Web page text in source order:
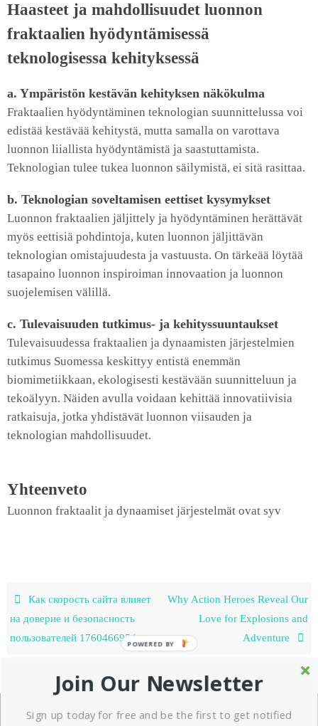
Haasteet ja mahdollisuudet luonnon
fraktaalien hyödyntämisessä
teknologisessa kehityksessä
a. Ympäristön kestävän kehityksen näkökulma
Fraktaalien hyödyntäminen teknologian suunnittelussa voi
edistää kestävää kehitystä, mutta samalla on varottava
luonnon liiallista hyödyntämistä ja saastuttamista.
Teknologian tulee tukea luonnon säilymistä, ei sitä rasittaa.
b. Teknologian soveltamisen eettiset kysymykset
Luonnon fraktaalien jäljittely ja hyödyntäminen herättävät
myös eettisiä pohdintoja, kuten luonnon jäljittävän
teknologian omistajuudesta ja vastuusta. On tärkeää löytää
tasapaino luonnon inspiroiman innovaation ja luonnon
suojelemisen välillä.
c. Tulevaisuuden tutkimus- ja kehityssuuntaukset
Tulevaisuudessa fraktaalien ja dynaamisten järjestelmien
tutkimus Suomessa keskittyy entistä enemmän
biomimetiikkaan, ekologisesti kestävään suunnitteluun ja
tekoälyyn. Näiden avulla voidaan kehittää innovatiivisia
ratkaisuja, jotka yhdistävät luonnon viisauden ja
teknologian mahdollisuudet.
Yhteenveto
Luonnon fraktaalit ja dynaamiset järjestelmät ovat syv
Как скорость сайта влияет
на доверие и безопасность
пользователей 1760466954
Why Action Heroes Reveal Our
Love for Explosions and
Adventure
Join Our Newsletter
Sign up today for free and be the first to get notified